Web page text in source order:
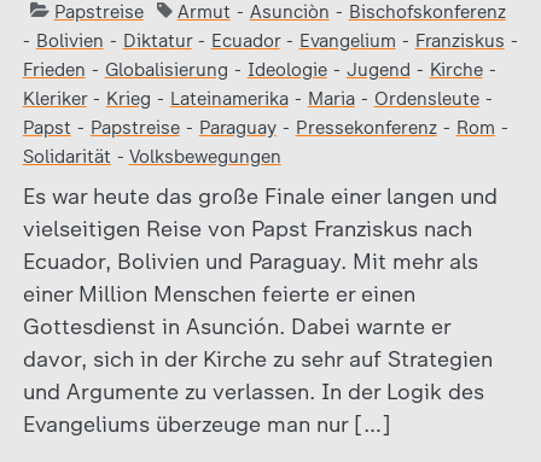
Papstreise
Armut - Asunciòn - Bischofskonferenz
- Bolivien - Diktatur- Ecuador- Evangelium - Franziskus -
Frieden - Globalisierung - Ideologie- Jugend - Kirche-
Kleriker- Krieg - Lateinamerika- Maria- Ordensleute-
Papst - Papstreise- Paraguay- Pressekonferenz- Rom -
Solidarität - Volksbewegungen
Es war heute das große Finale einer langen und
vielseitigen Reise von Papst Franziskus nach
Ecuador, Bolivien und Paraguay. Mit mehr als
einer Million Menschen feierte er einen
Gottesdienst in Asunción. Dabei warnte er
davor, sich in der Kirche zu sehr auf Strategien
und Argumente zu verlassen. In der Logik des
Evangeliums überzeuge man nur […]